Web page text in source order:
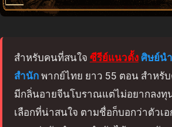
สำหรับคนที่สนใจ ซีรีย์แนวตั้ง ศิษย์น
สำนัก พากย์ไทย ยาว 55 ตอน สำหรั
มีกลิ่นอายจีนโบราณแต่ไม่อยากลงทุ
เลือกที่น่าสนใจ ตามชื่อก็บอกว่าตัวเ